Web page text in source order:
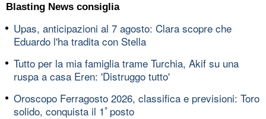
Blasting News consiglia
Upas, anticipazioni al 7 agosto: Clara scopre che
Eduardo l'ha tradita con Stella
Tutto per la mia famiglia trame Turchia, Akif su una
ruspa a casa Eren: 'Distruggo tutto'
Oroscopo Ferragosto 2026, classifica e previsioni: Toro
solido, conquista il 1ﾟposto